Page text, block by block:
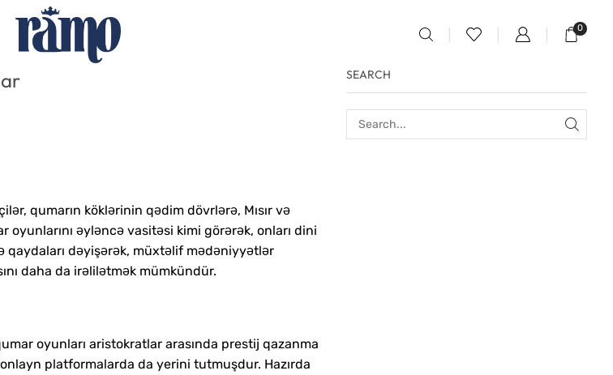
0
qumarın köklərinin qədim dövrlərə, Mısır və
əyləncə vasitəsi kimi görərək, onları dini
qaydaları dəyişərək, müxtəlif mədəniyyətlər
daha da irəlilətmək mümkündür.
oyunları aristokratlar arasında prestij qazanma
platformalarda da yerini tutmuşdur. Hazırda
SEARCH